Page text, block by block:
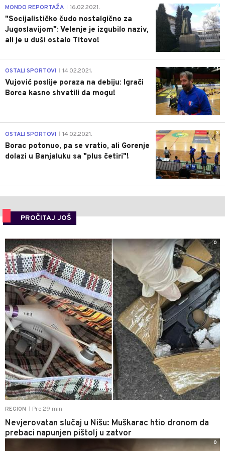
4
MONDO REPORTAŽA 16.02.2021.
"Socijalističko čudo nostalgično za
Jugoslavijom": Velenje je izgubilo naziv,
ali je u duši ostalo Titovo!
1
OSTALI SPORTOVI 14.02.2021.
Vujović poslije poraza na debiju: Igrači
Borca kasno shvatili da mogu!
3
OSTALI SPORTOVI 14.02.2021.
Borac potonuo, pa se vratio, ali Gorenje
dolazi u Banjaluku sa "plus četiri"!
PROČITAJ JOŠ
REGION Pre 29 min
Nevjerovatan slučaj u Nišu: Muškarac htio dronom da
prebaci napunjen pištolj u zatvor
0
0